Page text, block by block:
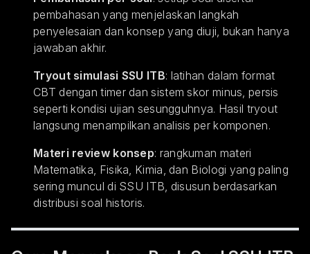
pembahasan yang menjelaskan langkah
penyelesaian dan konsep yang diuji, bukan hanya
jawaban akhir.
Tryout simulasi SSU ITB: latihan dalam format
CBT dengan timer dan sistem skor minus, persis
seperti kondisi ujian sesungguhnya. Hasil tryout
langsung menampilkan analisis per komponen.
Materi review konsep: rangkuman materi
Matematika, Fisika, Kimia, dan Biologi yang paling
sering muncul di SSU ITB, disusun berdasarkan
distribusi soal historis.